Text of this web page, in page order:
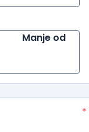
Manje od
*